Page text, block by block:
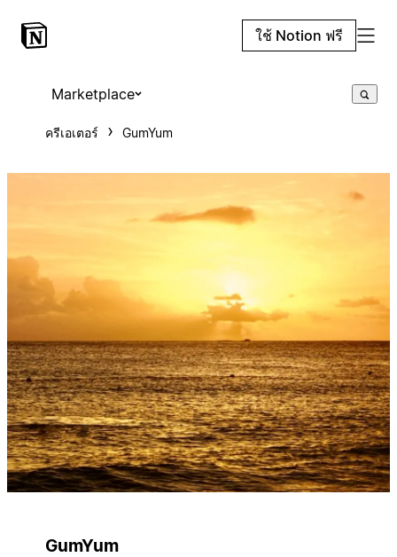
ใช้ Notion ฟรี
Marketplace
ครีเอเตอร์ GumYum
GumYum